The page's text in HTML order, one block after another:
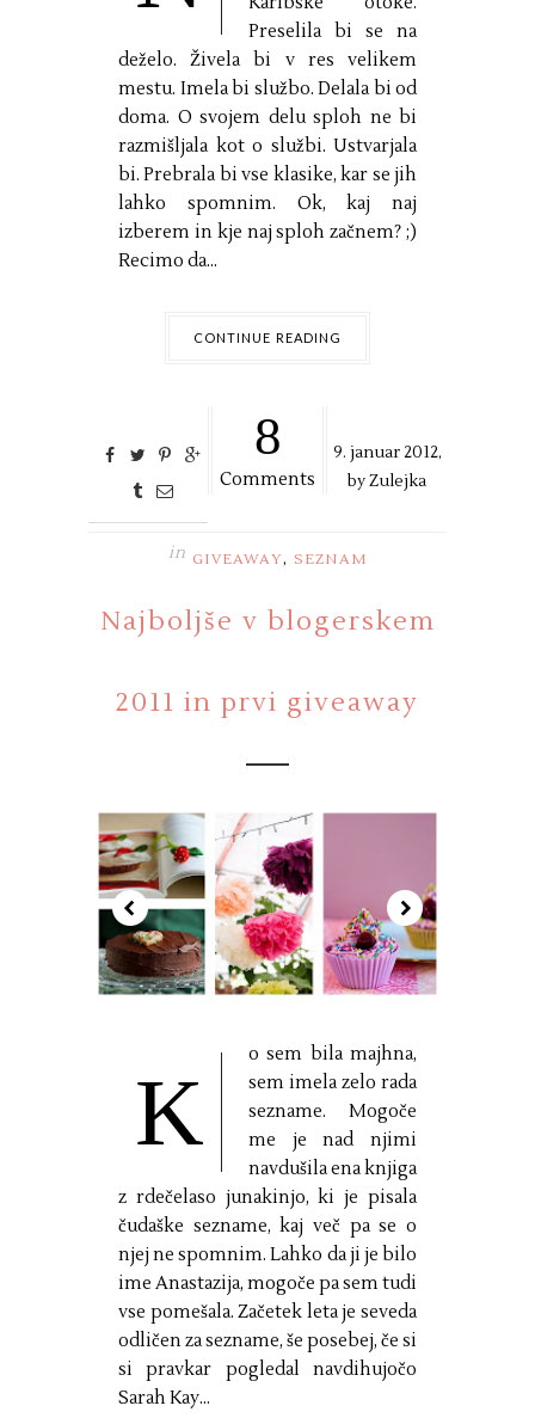
Preselila bi se na
deželo. Živela bi v res velikem
mestu. Imela bi službo. Delala bi od
doma. O svojem delu sploh ne bi
razmišljala kot o službi. Ustvarjala
bi. Prebrala bi vse klasike, kar se jih
lahko spomnim. Ok, kaj naj
izberem in kje naj sploh začnem? ;)
Recimo da...
CONTINUE READING
8
Comments
9. januar 2012,
byZulejka
in GIVEAWAY, SEZNAM
Najboljše v blogerskem
2011 in prvi giveaway
K
o sem bila majhna,
sem imela zelo rada
sezname. Mogoče
me je nad njimi
navdušila ena knjiga
z rdečelaso junakinjo, ki je pisala
čudaške sezname, kaj več pa se o
njej ne spomnim. Lahko da ji je bilo
ime Anastazija, mogoče pa sem tudi
vse pomešala. Začetek leta je seveda
odličen za sezname, še posebej, če si
si pravkar pogledal navdihujočo
Sarah Kay...